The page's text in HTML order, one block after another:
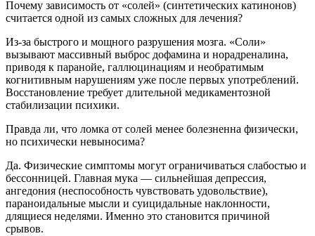
Почему зависимость от «солей» (синтетических катинонов)
считается одной из самых сложных для лечения?
Из-за быстрого и мощного разрушения мозга. «Соли»
вызывают массивный выброс дофамина и норадреналина,
приводя к паранойе, галлюцинациям и необратимым
когнитивным нарушениям уже после первых употреблений.
Восстановление требует длительной медикаментозной
стабилизации психики.
Правда ли, что ломка от солей менее болезненна физически,
но психически невыносима?
Да. Физические симптомы могут ограничиваться слабостью и
бессонницей. Главная мука — сильнейшая депрессия,
ангедония (неспособность чувствовать удовольствие),
параноидальные мысли и суицидальные наклонности,
длящиеся неделями. Именно это становится причиной
срывов.